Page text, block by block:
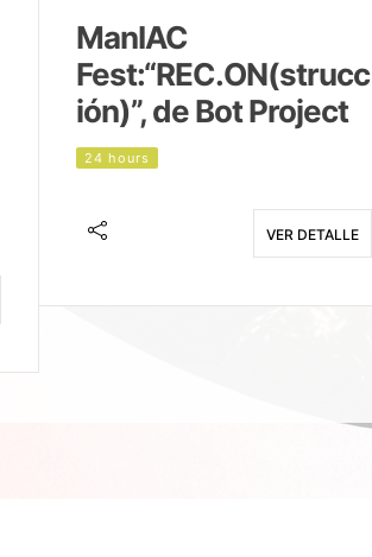
ManIAC
Fest:“REC.ON(strucc
ión)”, de Bot Project
24 hours
VER DETALLE